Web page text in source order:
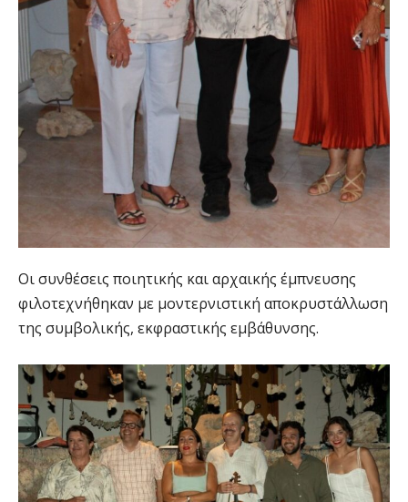
Οι συνθέσεις ποιητικής και αρχαικής έμπνευσης
φιλοτεχνήθηκαν με μοντερνιστική αποκρυστάλλωση
της συμβολικής, εκφραστικής εμβάθυνσης.